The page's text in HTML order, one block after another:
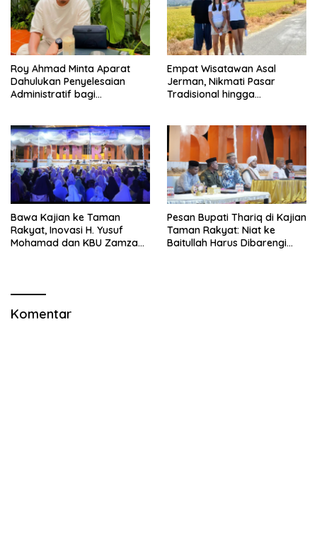
Roy Ahmad Minta Aparat
Dahulukan Penyelesaian
Administratif bagi
Empat Wisatawan Asal
Jerman, Nikmati Pasar
Tradisional hingga
Bawa Kajian ke Taman
Rakyat, Inovasi H. Yusuf
Mohamad dan KBU Zamzam
Pesan Bupati Thariq di Kajian
Taman Rakyat: Niat ke
Baitullah Harus Dibarengi
Komentar